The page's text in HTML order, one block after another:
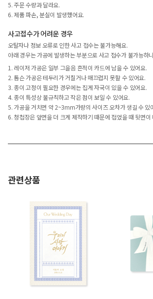
5. 주문 수량과 달라요.
6. 제품 파손, 분실이 발생했어요.
사고접수가 어려운 경우
오탈자나 정보 오류로 인한 사고 접수는 불가능해요.
아래 경우는 가공에 발생하는 부분으로 사고 접수가 불가능하
1. 레이저 가공은 일부 그을음 흔적이 카드에 남을 수 있어요.
2. 톰슨 가공은 테두리가 거칠거나 매끄럽지 못할 수 있어요.
3. 종이 고정이 필요한 경우에는 집게 자국이 있을 수 있어요.
4. 종이 특성상 불규칙하고 작은 점이 보일 수 있어요.
5. 가공을 거치면 약 2~3mm가량의 사이즈 오차가 생길 수 있
6. 청첩장은 앞면을 더 크게 제작하기 때문에 접었을 때 뒷면이
관련상품